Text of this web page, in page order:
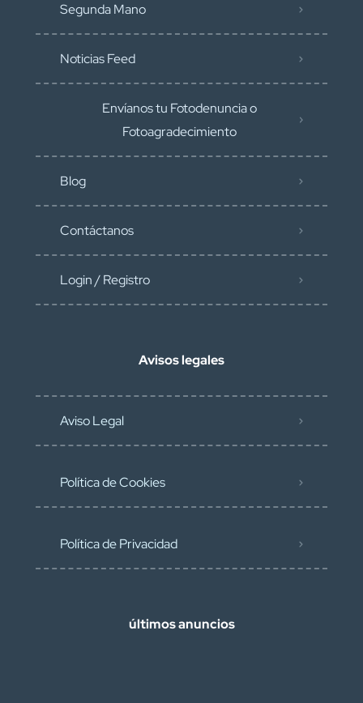
Segunda Mano
Noticias Feed
Envíanos tu Fotodenuncia o
Fotoagradecimiento
Blog
Contáctanos
Login / Registro
Avisos legales
Aviso Legal
Política de Cookies
Política de Privacidad
últimos anuncios